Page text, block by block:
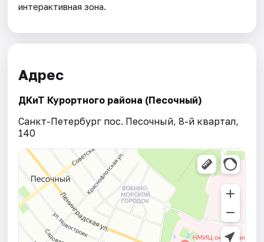
интерактивная зона.
Адрес
ДКиТ Курортного района (Песочный)
Санкт-Петербург пос. Песочный, 8-й квартал,
140